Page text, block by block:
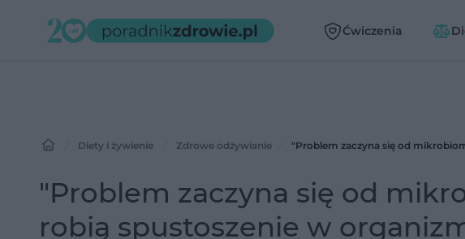
Ćwiczenia
Diety i żywienie Zdrowe odżywianie "Problem zaczyna się od
"Problem zaczyna się od
robią spustoszenie w